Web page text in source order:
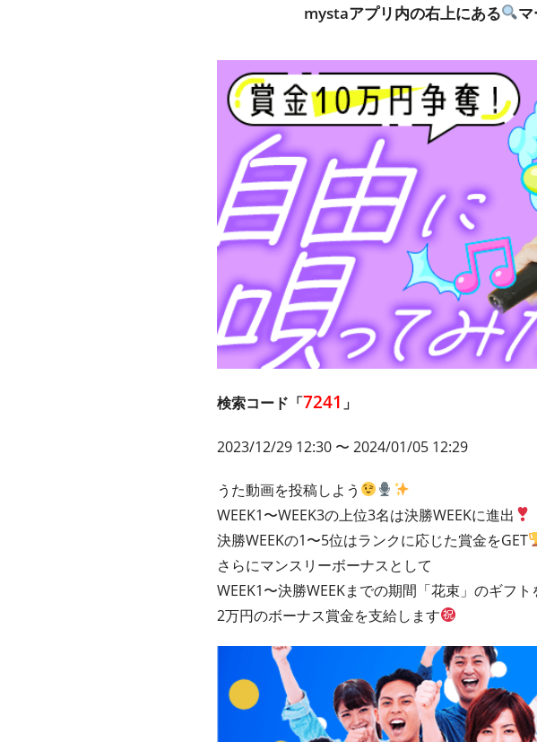
mystaアプリ内の右上にある
検索コード「7241 」
2023/12/29 12:30 〜 2024/01/05 12:29
うた動画を投稿しよう
WEEK1〜WEEK3の上位3名は決勝WEEKに進出
決勝WEEKの1〜5位はランクに応じた賞金をGET
さらにマンスリーボーナスとして
WEEK1〜決勝WEEKまでの期間「花束」のギフ
2万円のボーナス賞金を支給します